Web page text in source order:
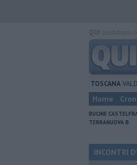
TOSCANA
Home
BUCINE
TERRANUOVA B.
INCONTRI